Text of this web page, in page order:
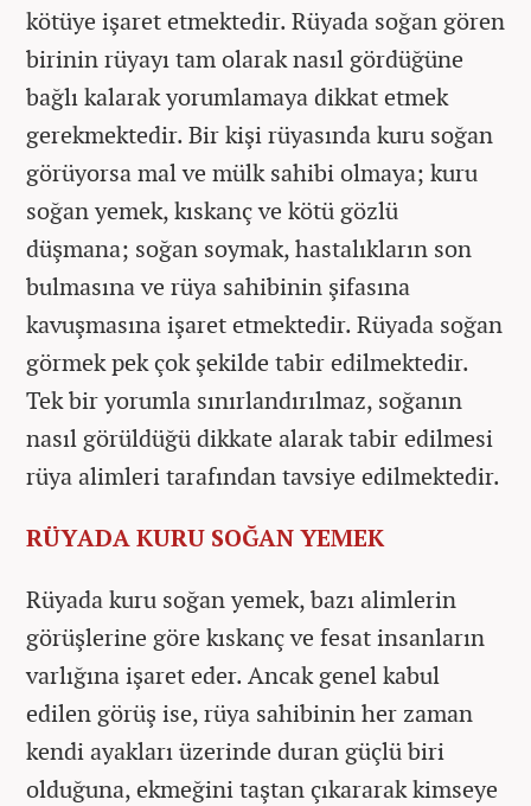
kötüye işaret etmektedir. Rüyada soğan gören
birinin rüyayı tam olarak nasıl gördüğüne
bağlı kalarak yorumlamaya dikkat etmek
gerekmektedir. Bir kişi rüyasında kuru soğan
görüyorsa mal ve mülk sahibi olmaya; kuru
soğan yemek, kıskanç ve kötü gözlü
düşmana; soğan soymak, hastalıkların son
bulmasına ve rüya sahibinin şifasına
kavuşmasına işaret etmektedir. Rüyada soğan
görmek pek çok şekilde tabir edilmektedir.
Tek bir yorumla sınırlandırılmaz, soğanın
nasıl görüldüğü dikkate alarak tabir edilmesi
rüya alimleri tarafından tavsiye edilmektedir.
RÜYADA KURU SOĞAN YEMEK
Rüyada kuru soğan yemek, bazı alimlerin
görüşlerine göre kıskanç ve fesat insanların
varlığına işaret eder. Ancak genel kabul
edilen görüş ise, rüya sahibinin her zaman
kendi ayakları üzerinde duran güçlü biri
olduğuna, ekmeğini taştan çıkararak kimseye